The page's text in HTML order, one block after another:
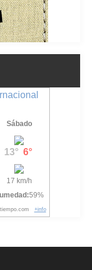
Sábado
13° 6°
17 km/h
59%
tiempo.com +info